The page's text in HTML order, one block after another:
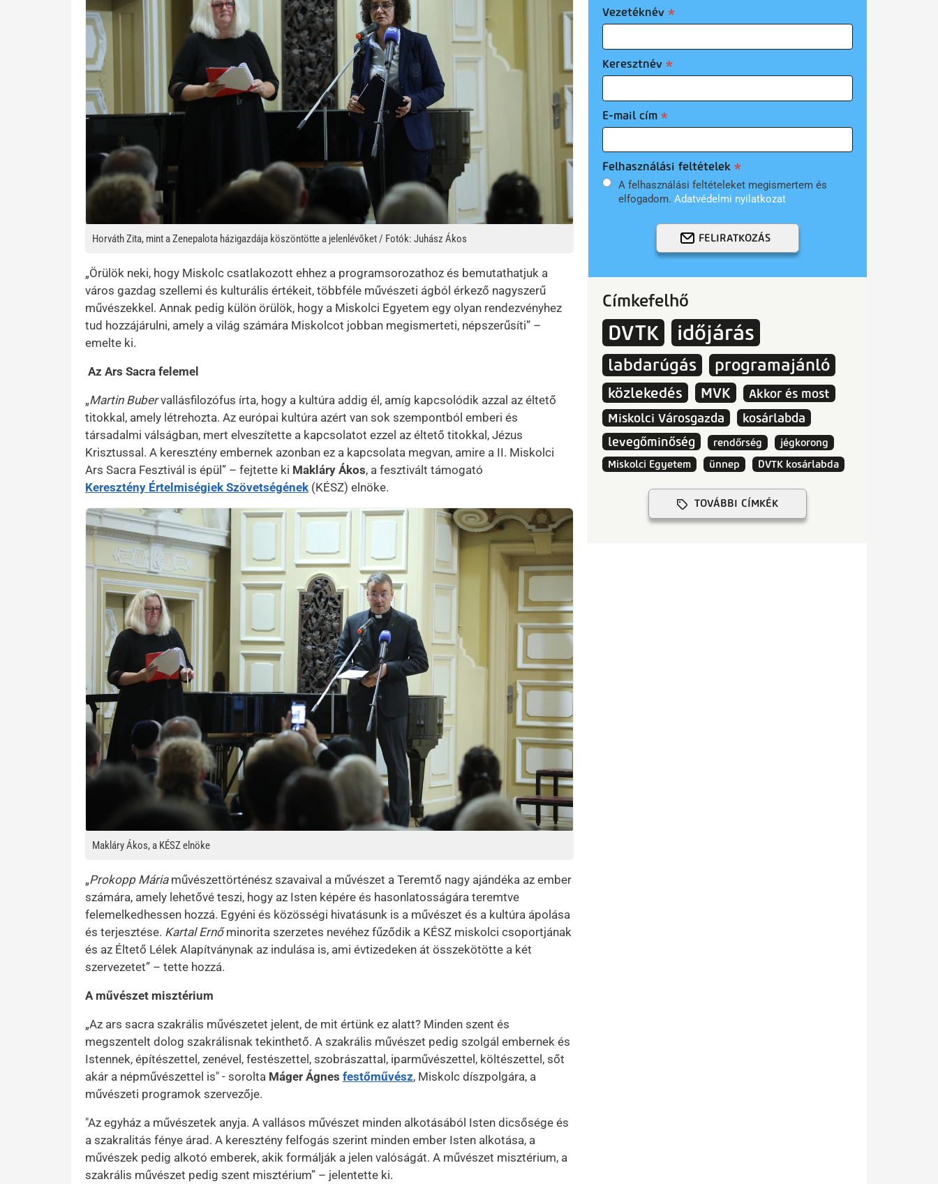
Horváth Zita, mint a Zenepalota házigazdája köszöntötte a jelenlévőket / Fotók: Juhász Ákos
„Örülök neki, hogy Miskolc csatlakozott ehhez a programsorozathoz és bemutathatjuk a
város gazdag szellemi és kulturális értékeit, többféle művészeti ágból érkező nagyszerű
művészekkel. Annak pedig külön örülök, hogy a Miskolci Egyetem egy olyan rendezvényhez
tud hozzájárulni, amely a világ számára Miskolcot jobban megismerteti, népszerűsíti” –
emelte ki.
Az Ars Sacra felemel
„Martin Bubervallásfilozófus írta, hogy a kultúra addig él, amíg kapcsolódik azzal az éltető
titokkal, amely létrehozta. Az európai kultúra azért van sok szempontból emberi és
társadalmi válságban, mert elveszítette a kapcsolatot ezzel az éltető titokkal, Jézus
Krisztussal. A keresztény embernek azonban ez a kapcsolata megvan, amire a II. Miskolci
Ars Sacra Fesztivál is épül” – fejtette ki Makláry Ákos, a fesztivált támogató
Keresztény Értelmiségiek Szövetségének (KÉSZ) elnöke.
Kép
Makláry Ákos, a KÉSZ elnöke
„Prokopp Máriaművészettörténész szavaival a művészet a Teremtő nagy ajándéka az ember
számára, amely lehetővé teszi, hogy az Isten képére és hasonlatosságára teremtve
felemelkedhessen hozzá. Egyéni és közösségi hivatásunk is a művészet és a kultúra ápolása
és terjesztése. Kartal Ernőminorita szerzetes nevéhez fűződik a KÉSZ miskolci csoportjának
és az Éltető Lélek Alapítványnak az indulása is, ami évtizedeken át összekötötte a két
szervezetet” – tette hozzá.
A művészet misztérium
„Az ars sacra szakrális művészetet jelent, de mit értünk ez alatt? Minden szent és
megszentelt dolog szakrálisnak tekinthető. A szakrális művészet pedig szolgál embernek és
Istennek, építészettel, zenével, festészettel, szobrászattal, iparművészettel, költészettel, sőt
akár a népművészettel is" - sorolta Máger Ágnes festőművész, Miskolc díszpolgára, a
művészeti programok szervezője.
"Az egyház a művészetek anyja. A vallásos művészet minden alkotásából Isten dicsősége és
a szakralitás fénye árad. A keresztény felfogás szerint minden ember Isten alkotása, a
művészek pedig alkotó emberek, akik formálják a jelen valóságát. A művészet misztérium, a
szakrális művészet pedig szent misztérium” – jelentette ki.
Vezetéknév
Keresztnév
E-mail cím
Felhasználási feltételek
A felhasználási feltételeket megismertem és
elfogadom. Adatvédelmi nyilatkozat
FELIRATKOZÁS
Címkefelhő
DVTK időjárás
labdarúgás programajánló
közlekedés MVK
Akkor és most
Miskolci Városgazda
kosárlabda
levegőminőség
rendőrség
jégkorong
Miskolci Egyetem
ünnep DVTK kosárlabda
TOVÁBBI CÍMKÉK